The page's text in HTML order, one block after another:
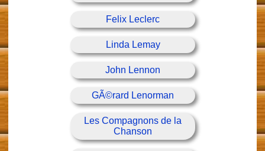
Felix Leclerc
Linda Lemay
John Lennon
GÃ©rard Lenorman
Les Compagnons de la
Chanson